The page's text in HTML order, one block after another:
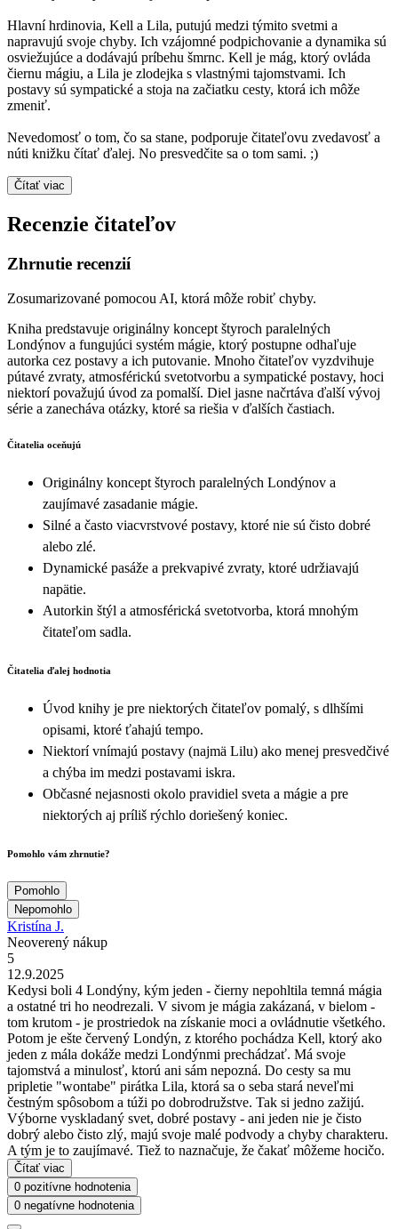
Hlavní hrdinovia, Kell a Lila, putujú medzi týmito svetmi a
napravujú svoje chyby. Ich vzájomné podpichovanie a dynamika sú
osviežujúce a dodávajú príbehu šmrnc. Kell je mág, ktorý ovláda
čiernu mágiu, a Lila je zlodejka s vlastnými tajomstvami. Ich
postavy sú sympatické a stoja na začiatku cesty, ktorá ich môže
zmeniť.
Nevedomosť o tom, čo sa stane, podporuje čitateľovu zvedavosť a
núti knižku čítať ďalej. No presvedčite sa o tom sami. ;)
Čítať viac
Recenzie čitateľov
Zhrnutie recenzií
Zosumarizované pomocou AI, ktorá môže robiť chyby.
Kniha predstavuje originálny koncept štyroch paralelných
Londýnov a fungujúci systém mágie, ktorý postupne odhaľuje
autorka cez postavy a ich putovanie. Mnoho čitateľov vyzdvihuje
pútavé zvraty, atmosférickú svetotvorbu a sympatické postavy, hoci
niektorí považujú úvod za pomalší. Diel jasne načrtáva ďalší vývoj
série a zanecháva otázky, ktoré sa riešia v ďalších častiach.
Čitatelia oceňujú
Originálny koncept štyroch paralelných Londýnov a
zaujímavé zasadanie mágie.
Silné a často viacvrstvové postavy, ktoré nie sú čisto dobré
alebo zlé.
Dynamické pasáže a prekvapivé zvraty, ktoré udržiavajú
napätie.
Autorkin štýl a atmosférická svetotvorba, ktorá mnohým
čitateľom sadla.
Čitatelia ďalej hodnotia
Úvod knihy je pre niektorých čitateľov pomalý, s dlhšími
opisami, ktoré ťahajú tempo.
Niektorí vnímajú postavy (najmä Lilu) ako menej presvedčivé
a chýba im medzi postavami iskra.
Občasné nejasnosti okolo pravidiel sveta a mágie a pre
niektorých aj príliš rýchlo doriešený koniec.
Pomohlo vám zhrnutie?
Pomohlo
Nepomohlo
Kristína J.
Neoverený nákup
5
12.9.2025
Kedysi boli 4 Londýny, kým jeden - čierny nepohltila temná mágia
a ostatné tri ho neodrezali. V sivom je mágia zakázaná, v bielom -
tom krutom - je prostriedok na získanie moci a ovládnutie všetkého.
Potom je ešte červený Londýn, z ktorého pochádza Kell, ktorý ako
jeden z mála dokáže medzi Londýnmi prechádzať. Má svoje
tajomstvá a minulosť, ktorú ani sám nepozná. Do cesty sa mu
pripletie "wontabe" pirátka Lila, ktorá sa o seba stará neveľmi
čestným spôsobom a túži po dobrodružstve. Tak si jedno zažijú.
Výborne vyskladaný svet, dobré postavy - ani jeden nie je čisto
dobrý alebo čisto zlý, majú svoje malé podvody a chyby charakteru.
A tým je to zaujímavé. Tiež to naznačuje, že čakať môžeme hocičo.
Čítať viac
0 pozitívne hodnotenia
0 negatívne hodnotenia